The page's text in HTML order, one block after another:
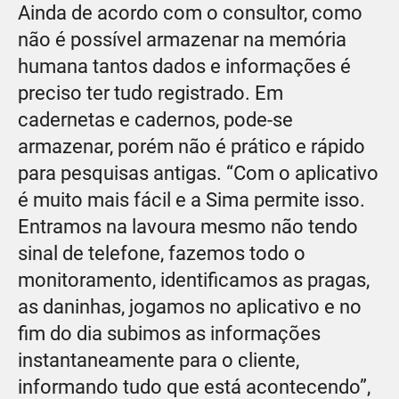
Ainda de acordo com o consultor, como
não é possível armazenar na memória
humana tantos dados e informações é
preciso ter tudo registrado. Em
cadernetas e cadernos, pode-se
armazenar, porém não é prático e rápido
para pesquisas antigas. “Com o aplicativo
é muito mais fácil e a Sima permite isso.
Entramos na lavoura mesmo não tendo
sinal de telefone, fazemos todo o
monitoramento, identificamos as pragas,
as daninhas, jogamos no aplicativo e no
fim do dia subimos as informações
instantaneamente para o cliente,
informando tudo que está acontecendo”,